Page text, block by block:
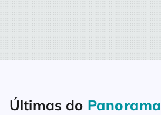
Últimas do Panorama